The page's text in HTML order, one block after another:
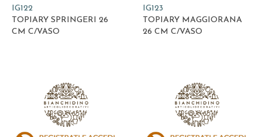
IG122
TOPIARY SPRINGERI 26
CM C/VASO
IG123
TOPIARY MAGGIORANA
26 CM C/VASO